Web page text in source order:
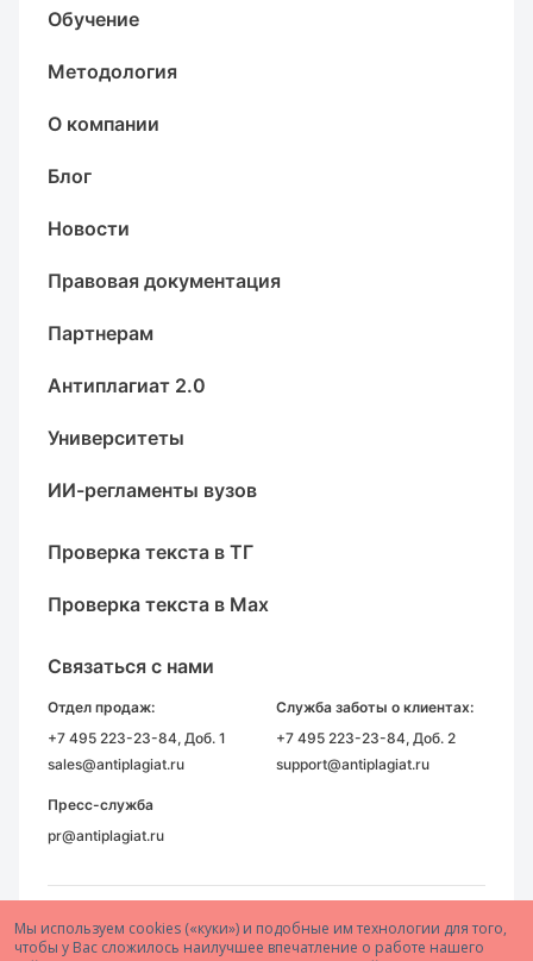
Мы используем cookies («куки») и подобные им технологии для того,
чтобы у Вас сложилось наилучшее впечатление о работе нашего
Обучение
Методология
О компании
Блог
Новости
Правовая документация
Партнерам
Антиплагиат 2.0
Университеты
ИИ-регламенты вузов
Проверка текста в ТГ
Проверка текста в Max
Связаться с нами
Отдел продаж:
+7 495 223-23-84, Доб. 1
sales@antiplagiat.ru
Служба заботы о клиентах:
+7 495 223-23-84, Доб. 2
support@antiplagiat.ru
Пресс-служба
pr@antiplagiat.ru